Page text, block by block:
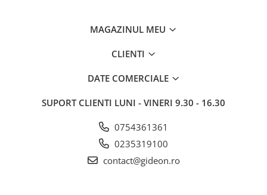
MAGAZINUL MEU
CLIENTI
DATE COMERCIALE
SUPORT CLIENTI LUNI - VINERI 9.30 - 16.30
0754361361
0235319100
contact@gideon.ro